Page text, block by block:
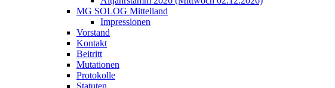
MG SOLOG Mittelland
Impressionen
Vorstand
Kontakt
Beitritt
Mutationen
Protokolle
Statuten